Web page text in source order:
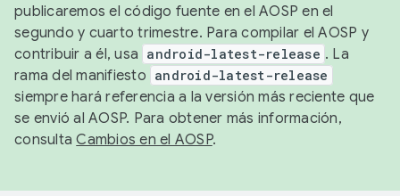
publicaremos el código fuente en el AOSP en el
segundo y cuarto trimestre. Para compilar el AOSP y
contribuir a él, usa android-latest-release . La
rama del manifiesto android-latest-release
siempre hará referencia a la versión más reciente que
se envió al AOSP. Para obtener más información,
consultaCambios en el AOSP.